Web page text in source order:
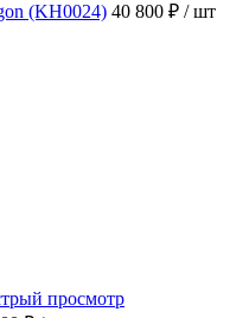
(KH0024) 40 800 ₽ / шт
просмотр